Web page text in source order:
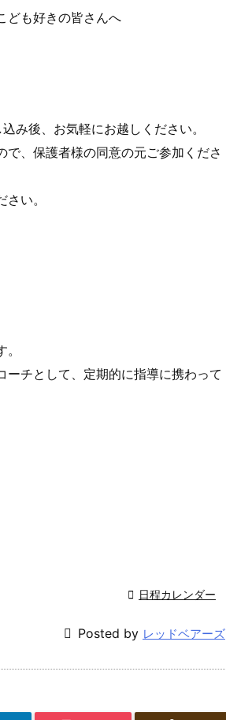
ども好きの皆さんへ
み後、お気軽にお越しください。
、保護者様の同意の元ご参加くださ
い。
チとして、定期的に指導に携わって
 日程カレンダー
 Posted by レッドベアーズ